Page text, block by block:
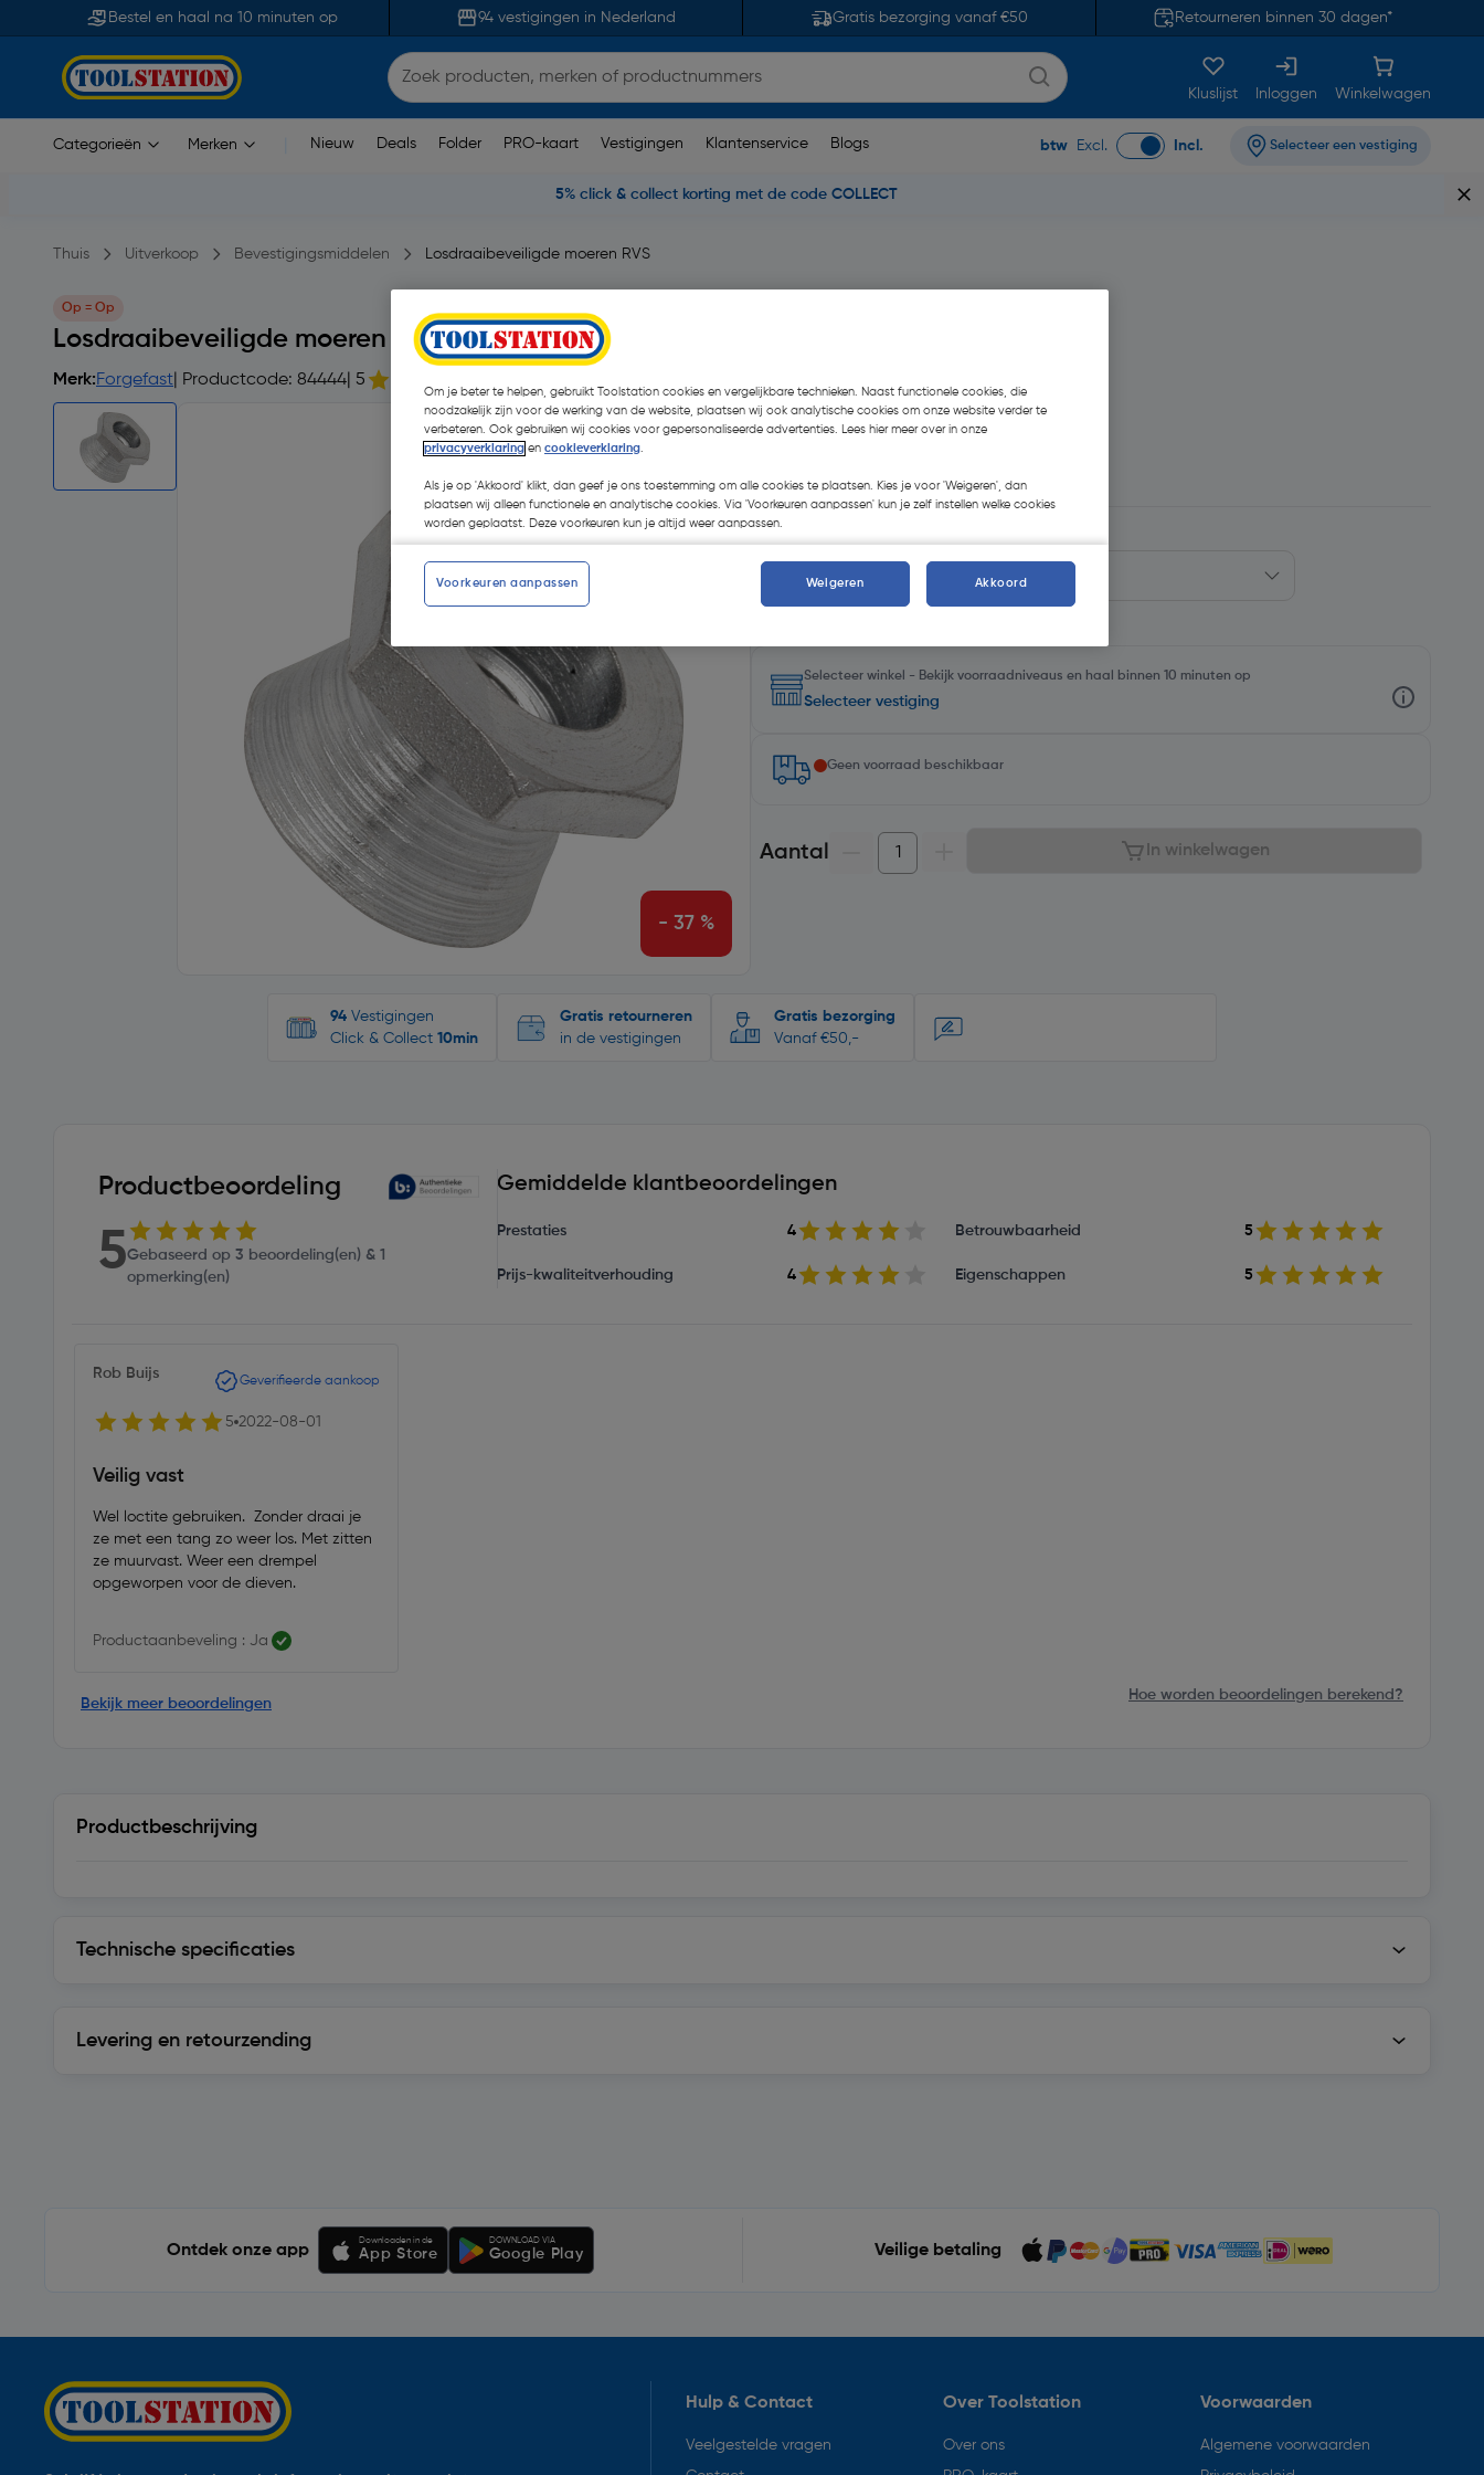
Bestel en haal na 10 minuten op 94 vestigingen in Nederland Gratis bezorging vanaf €50 Retourneren binnen 30 dagen*
Kluslijst Inloggen Winkelwagen
Categorieën Merken Nieuw Deals Folder PRO-kaart Vestigingen Klantenservice Blogs btw Excl. Incl. Selecteer een vestiging
5% click & collect korting met de code COLLECT
Thuis Uitverkoop Bevestigingsmiddelen Losdraaibeveiligde moeren RVS
Op = Op
Losdraaibeveiligde moeren RVS M10
Merk:Forgefast | Productcode: 84444 | 5
- 37 %
€ 0,68
Selecteer winkel - Bekijk voorraadniveaus en haal binnen 10 minuten op
Selecteer vestiging
Geen voorraad beschikbaar
Aantal In winkelwagen
94 Vestigingen
Click & Collect 10min
Gratis retourneren
in de vestigingen
Gratis bezorging
Vanaf €50,-
Productbeoordeling
5Gebaseerd op 3 beoordeling(en) & 1
opmerking(en)
Gemiddelde klantbeoordelingen
Prestaties 4 Betrouwbaarheid 5
Prijs-kwaliteitverhouding 4 Eigenschappen 5
Rob Buijs Geverifieerde aankoop
5 2022-08-01
Veilig vast
Wel loctite gebruiken. Zonder draai je
ze met een tang zo weer los. Met zitten
ze muurvast. Weer een drempel
opgeworpen voor de dieven.
Productaanbeveling : Ja
Bekijk meer beoordelingen
Hoe worden beoordelingen berekend?
Productbeschrijving
Technische specificaties
Levering en retourzending
Ontdek onze app
Downloaden in de
App Store
DOWNLOAD VIA
Google Play Veilige betaling
Hulp & Contact
Veelgestelde vragen
Over Toolstation
Over ons
Voorwaarden
Algemene voorwaarden
Om je beter te helpen, gebruikt Toolstation cookies en vergelijkbare technieken. Naast functionele cookies, die
noodzakelijk zijn voor de werking van de website, plaatsen wij ook analytische cookies om onze website verder te
verbeteren. Ook gebruiken wij cookies voor gepersonaliseerde advertenties. Lees hier meer over in onze
privacyverklaring en cookieverklaring.
Als je op 'Akkoord' klikt, dan geef je ons toestemming om alle cookies te plaatsen. Kies je voor 'Weigeren', dan
plaatsen wij alleen functionele en analytische cookies. Via 'Voorkeuren aanpassen' kun je zelf instellen welke cookies
worden geplaatst. Deze voorkeuren kun je altijd weer aanpassen.
Voorkeuren aanpassen Weigeren Akkoord